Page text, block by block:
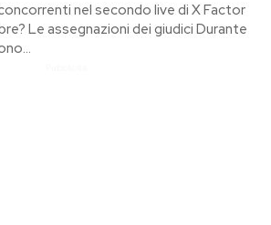
nel secondo live di X Factor
Le assegnazioni dei giudici Durante